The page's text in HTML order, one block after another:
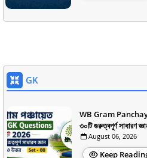
GK
WB Gram
৩০টি গুরুত্বপূর্ণ সাধারণ
August 06, 2026
Keep